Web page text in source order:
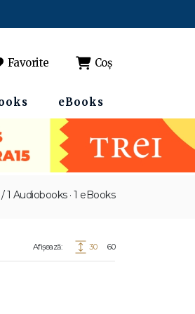
Favorite Coș
eBooks
1 Audiobooks · 1 eBooks
Afișează: 30 60